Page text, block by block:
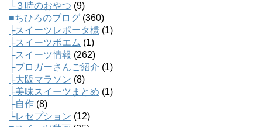
└３時のおやつ (9)
■ちひろのブログ (360)
├スイーツレポータ様 (1)
├スイーツポエム (1)
├スイーツ情報 (262)
├ブロガーさんご紹介 (1)
├大阪マラソン (8)
├美味スイーツまとめ (1)
├自作 (8)
└レセプション (12)